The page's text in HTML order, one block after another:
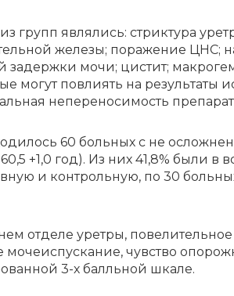
групп яв­ля­лись: стрик­ту­ра
же­ле­зы; по­ра­же­ние
за­держ­ки мо­чи; ци­стит;
мо­гут по­вли­ять на ре­зуль­та­ты
не­пе­ре­но­си­мость
60 боль­ных с не
+1,0 год). Из них 41,8% бы­ли в
и кон­троль­ную, по 30
от­де­ле уре­тры,
мо­че­ис­пус­ка­ние, чув­ство
3-х балль­ной шка­ле.